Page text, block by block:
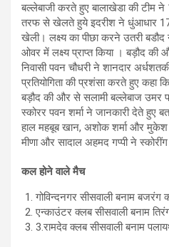
बल्लेबाजी करते हुए बालाखेडा की टीम
तरफ से खेलते हुये इदरीश ने धुंआधार 17
खेली। लक्ष्य का पीछा करने उतरी
ओवर में लक्ष्य प्राप्त किया । बड़ौद
निवासी पवन चौधरी ने शानदार
प्रतियोगिता की प्रशंसा करते हुए कहा
बड़ौद की और से सलामी बल्लेबाज उमर
स्कोरर पवन शर्मा ने जानकारी देते
हाल महबूब खान, अशोक शर्मा और मुकेश
मीणा और सादाल अहमद गप्पी ने
कल होने वाले मैच
गोविन्दनगर सीसवाली बनाम बजरंग
एन्काउंटर क्लब सीसवाली बनाम
3.रामदेव क्लब सीसवाली बनाम